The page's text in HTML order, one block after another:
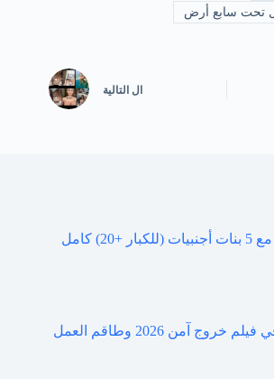
تحت سابع أرض
ال التالية
مقطع انطونيو سليمان مع 5 بنات أجنبيات (للكبار +20) كامل
آمن 2026 وطاقم العمل